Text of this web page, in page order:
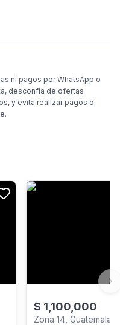
ni pagos por WhatsApp o
desconfía de ofertas
y evita realizar pagos o
$ 1,100,000
Zona 14, Guatemala